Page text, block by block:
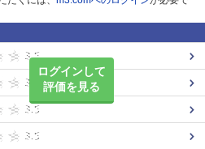
ログインして
評価を見る